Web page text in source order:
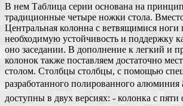
В нем Таблица серии основана на
традиционные четыре ножки стола. Вместо
Центральная колонна с ветвящимися ноги
необходимую устойчивость и поддержку
оно заседании. В дополнение к легкий и
колонок также поставляем достаточно
столом. Столбцы столбцы, с помощью
разработанного полированного алюминия
доступны в двух версиях: - колонка с